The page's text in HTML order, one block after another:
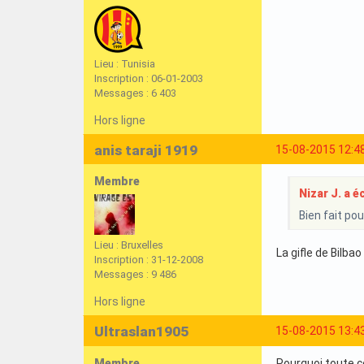
Lieu : Tunisia
Inscription : 06-01-2003
Messages : 6 403
Hors ligne
15-08-2015
anis taraji 1919
Membre
Lieu : Bruxelles
Inscription : 31-12-2008
Messages : 9 486
Nizar J. a
Bien fait
La gifle de Bilbao
Hors ligne
15-08-2015
Ultraslan1905